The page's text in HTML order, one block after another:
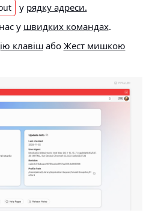
у рядку адреси.
у швидких командах.
клавішабо Жест мишкою